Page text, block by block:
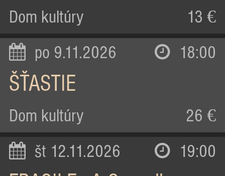
Dom kultúry 13 €
po 9.11.2026 18:00
ŠŤASTIE
Dom kultúry 26 €
št 12.11.2026 19:00